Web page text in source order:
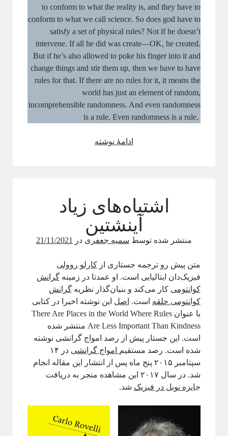
to conform to what the reality is, and they have to
conform to what we call science. So does god have to
satisfy a set of physical rules? Not if he doesn’t
intervene. If all he did was create—OK, he created.
But if he’s also allowed to poke his finger into it and
change things and stir them up, then we have to have
rules for that. If there are no rules for it, it means the
world has just an element of random,
incomprehensible randomness. And even randomness
is a rule. Even randomness is a rule.
ادامهٔ نوشته
اشتباه‌های زیاد
آینشتین
منتشر شده توسط سمیه جعفری در 21/11/2021
متن پیش رو ترجمه‌ جستاری ازکارلو روولی
فیزیک‌دان ایتالیایی است. او عمدتا در زمینهگرانش
کوانتومی کار می‌کند و بنیان‌گذار نظریهگرانش
کوانتومی حلقه است. اصل این نوشته اخیرا در کتابی
با عنوان There Are Places in the World Where Rules
Are Less Important Than Kindness منتشر شده
است. این جستار پیش از رصد امواج گرانشی نوشته
شده است. رصد مستقیم امواج گرانشی
در ۱۴
سپتامبر ۲۰۱۵ پنج ماه پس از انتشار این مقاله انجام
شد. در سال ۲۰۱۷ این مشاهده منجر به دریافت
جایزه نوبل در فیزیک شد.